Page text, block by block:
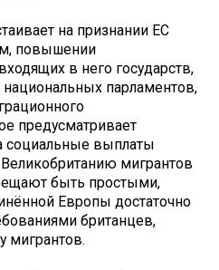
на признании ЕС
повышении
в него государств,
парламентов,
предусматривает
социальные выплаты
мигрантов
быть простыми,
Европы достаточно
британцев,
мигрантов.